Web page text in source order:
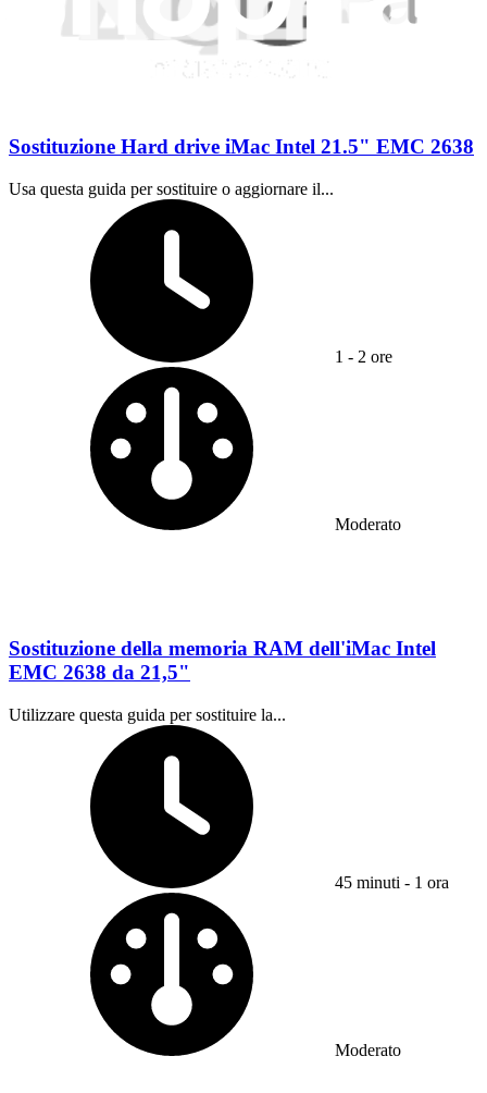
Moderato
Sostituzione Hard drive iMac Intel 21.5" EMC 2638
Usa questa guida per sostituire o aggiornare il...
1 - 2 ore
Moderato
Sostituzione della memoria RAM dell'iMac Intel
EMC 2638 da 21,5"
Utilizzare questa guida per sostituire la...
45 minuti - 1 ora
Moderato